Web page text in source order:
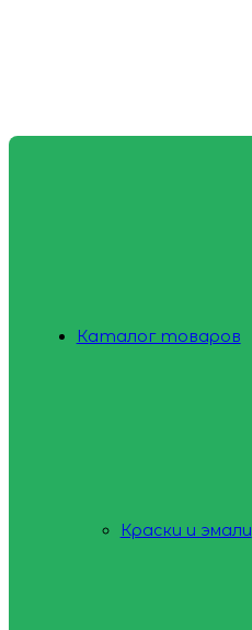
Каталог товаров
Краски и эмали